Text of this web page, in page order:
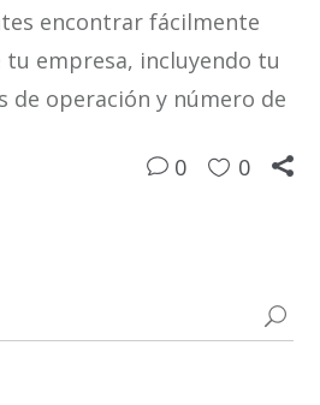
encontrar fácilmente
empresa, incluyendo tu
de operación y número de
0 0